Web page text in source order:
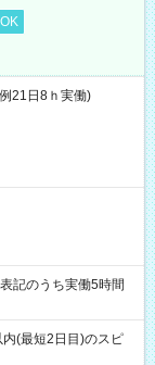
21日8ｈ実働)
(最短2日目)のスピ